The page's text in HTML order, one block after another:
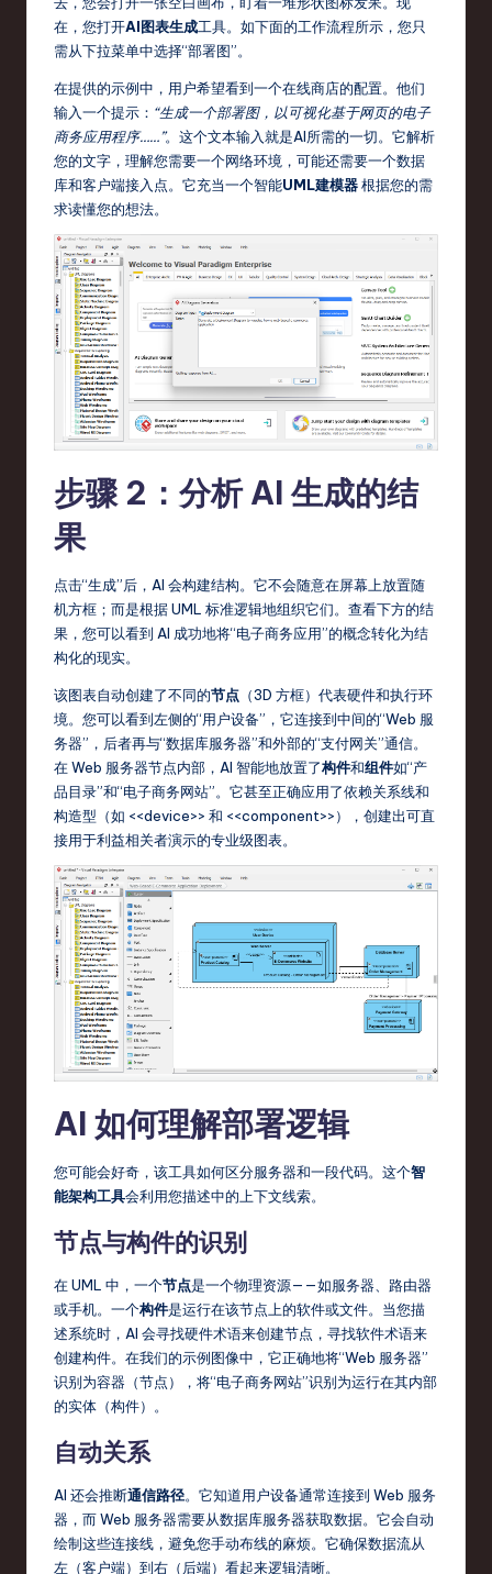
ft
w
T
d
In
o
ti
o
在，您打开AI图表生成工具。如下面的工作流程所示，您只
需从下拉菜单中选择“部署图”。
在提供的示例中，用户希望看到一个在线商店的配置。他们
输入一个提示： “生成一个部署图，以可视化基于网页的电子
商务应用程序……”。这个文本输入就是AI所需的一切。它解析
您的文字，理解您需要一个网络环境，可能还需要一个数据
库和客户端接入点。它充当一个智能UML建模器根据您的需
求读懂您的想法。
步骤 2：分析 AI 生成的结
果
点击“生成”后，AI 会构建结构。它不会随意在屏幕上放置随
机方框；而是根据 UML 标准逻辑地组织它们。查看下方的结
果，您可以看到 AI 成功地将“电子商务应用”的概念转化为结
构化的现实。
该图表自动创建了不同的节点 （3D 方框）代表硬件和执行环
境。您可以看到左侧的“用户设备”，它连接到中间的“Web 服
务器”，后者再与“数据库服务器”和外部的“支付网关”通信。
在 Web 服务器节点内部，AI 智能地放置了构件和组件如“产
品目录”和“电子商务网站”。它甚至正确应用了依赖关系线和
构造型（如 <<device>> 和 <<component>>），创建出可直
接用于利益相关者演示的专业级图表。
AI 如何理解部署逻辑
您可能会好奇，该工具如何区分服务器和一段代码。这个智
能架构工具会利用您描述中的上下文线索。
节点与构件的识别
在 UML 中，一个节点是一个物理资源——如服务器、路由器
或手机。一个构件是运行在该节点上的软件或文件。当您描
述系统时，AI 会寻找硬件术语来创建节点，寻找软件术语来
创建构件。在我们的示例图像中，它正确地将“Web 服务器”
识别为容器（节点），将“电子商务网站”识别为运行在其内部
的实体（构件）。
自动关系
AI 还会推断通信路径。它知道用户设备通常连接到 Web 服务
器，而 Web 服务器需要从数据库服务器获取数据。它会自动
绘制这些连接线，避免您手动布线的麻烦。它确保数据流从
左（客户端）到右（后端）看起来逻辑清晰。